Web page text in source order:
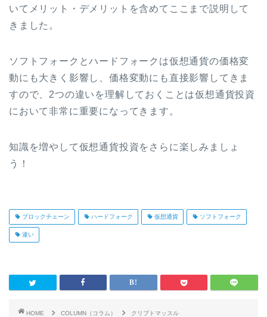
いてメリット・デメリットを含めてここまで説明して
きました。
ソフトフォークとハードフォークは仮想通貨の価格変
動にも大きく影響し、価格変動にも直接影響してきま
すので、2つの違いを理解しておくことは仮想通貨投資
において非常に重要になってきます。
知識を増やして仮想通貨投資をさらに楽しみましょ
う！
ブロックチェーン ハードフォーク 仮想通貨 ソフトフォーク
違い
HOME COLUMN（コラム）
クリプトマッスル